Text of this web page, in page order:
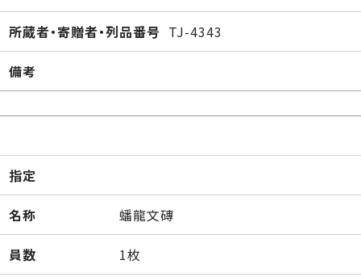
所蔵者・寄贈者・列品番号 TJ-4343
備考
指定
名称 蟠龍文磚
員数 1枚